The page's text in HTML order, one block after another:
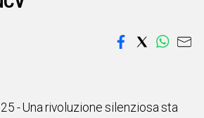
- Una rivoluzione silenziosa sta